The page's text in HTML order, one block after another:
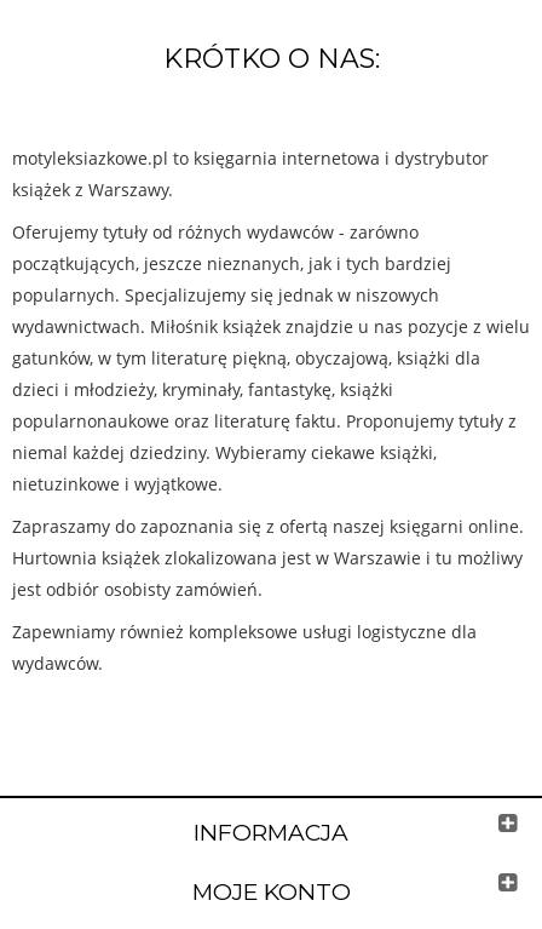
KRÓTKO O NAS:
motyleksiazkowe.pl to księgarnia internetowa i dystrybutor
książek z Warszawy.
Oferujemy tytuły od różnych wydawców - zarówno
początkujących, jeszcze nieznanych, jak i tych bardziej
popularnych. Specjalizujemy się jednak w niszowych
wydawnictwach. Miłośnik książek znajdzie u nas pozycje z wielu
gatunków, w tym literaturę piękną, obyczajową, książki dla
dzieci i młodzieży, kryminały, fantastykę, książki
popularnonaukowe oraz literaturę faktu. Proponujemy tytuły z
niemal każdej dziedziny. Wybieramy ciekawe książki,
nietuzinkowe i wyjątkowe.
Zapraszamy do zapoznania się z ofertą naszej księgarni online.
Hurtownia książek zlokalizowana jest w Warszawie i tu możliwy
jest odbiór osobisty zamówień.
Zapewniamy również kompleksowe usługi logistyczne dla
wydawców.
INFORMACJA
MOJE KONTO